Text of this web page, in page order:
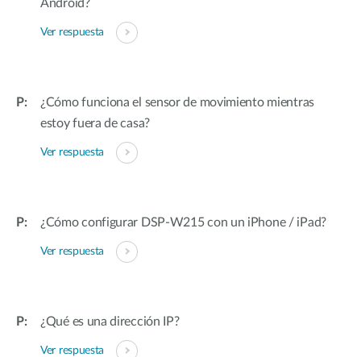
Android?
Ver respuesta
¿Cómo funciona el sensor de movimiento mientras
estoy fuera de casa?
Ver respuesta
¿Cómo configurar DSP-W215 con un iPhone / iPad?
Ver respuesta
¿Qué es una dirección IP?
Ver respuesta